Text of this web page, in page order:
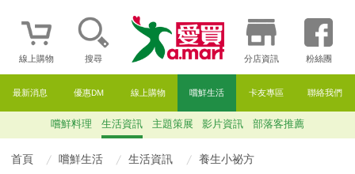
線上購物 搜尋 分店資訊 粉絲團
最新消息 優惠DM 線上購物 嚐鮮生活 卡友專區 聯絡我們
嚐鮮料理 生活資訊 主題策展 影片資訊 部落客推薦
首頁 嚐鮮生活 生活資訊
養生小祕方